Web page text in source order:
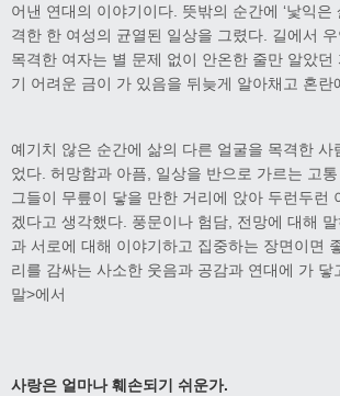
어낸 연대의 이야기이다. 뜻밖의 순간에 ‘낯익은
격한 한 여성의 균열된 일상을 그렸다. 길에서
목격한 여자는 별 문제 없이 안온한 줄만 알았던
기 어려운 금이 가 있음을 뒤늦게 알아채고 혼란
예기치 않은 순간에 삶의 다른 얼굴을 목격한 사
었다. 허망함과 아픔, 일상을 반으로 가르는 고
그들이 무릎이 닿을 만한 거리에 앉아 두런두런
겠다고 생각했다. 풍문이나 험담, 전망에 대해
과 서로에 대해 이야기하고 집중하는 장면이면
리를 감싸는 사소한 웃음과 공감과 연대에 가 닿
말>에서
사랑은 얼마나 훼손되기 쉬운가.